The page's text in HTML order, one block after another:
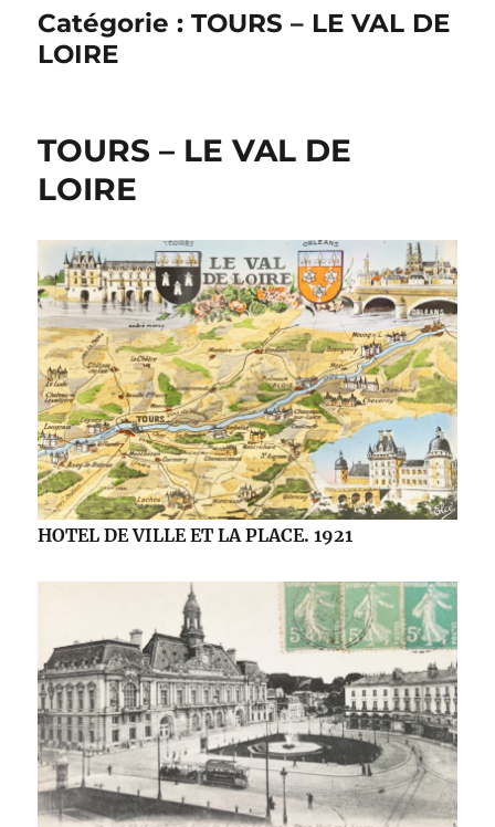
Catégorie :TOURS – LE VAL DE
LOIRE
TOURS – LE VAL DE
LOIRE
HOTEL DE VILLE ET LA PLACE. 1921